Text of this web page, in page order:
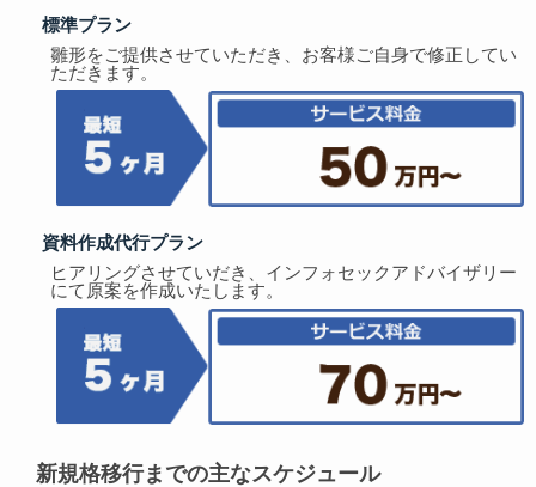
標準プラン
雛形をご提供させていただき、お客様ご自身で修正してい
ただきます。
資料作成代行プラン
ヒアリングさせていだき、インフォセックアドバイザリー
にて原案を作成いたします。
新規格移行までの主なスケジュール